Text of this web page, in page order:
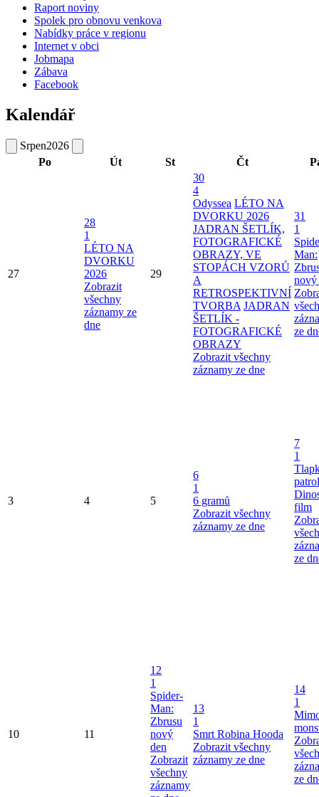
Raport noviny
Spolek pro obnovu venkova
Nabídky práce v regionu
Internet v obci
Jobmapa
Zábava
Facebook
Kalendář
Srpen2026
Po
Út St Čt
27
28
1
LÉTO NA
DVORKU
2026
Zobrazit
všechny
záznamy ze
dne
29
30
4
Odyssea LÉTO NA
DVORKU 2026
JADRAN ŠETLÍK,
FOTOGRAFICKÉ
OBRAZY, VE
STOPÁCH VZORŮ
A
RETROSPEKTIVNÍ
TVORBA JADRAN
ŠETLÍK -
FOTOGRAFICKÉ
OBRAZY
Zobrazit všechny
záznamy ze dne
31
1
Man:
nový
ze
3 4 5
6
1
6 gramů
Zobrazit všechny
záznamy ze dne
7
1
film
ze
10 11
12
1
Spider-
Man:
Zbrusu
nový
den
Zobrazit
všechny
záznamy
13
1
Smrt Robina Hooda
Zobrazit všechny
záznamy ze dne
14
1
ze